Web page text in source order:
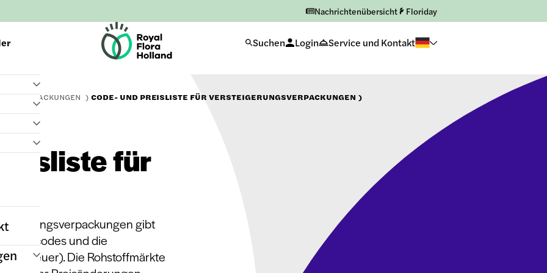
Nachrichtenübersicht Floriday
m
Suchen Login Service und Kontakt
VERPACKUNGEN CODE- UND PREISLISTE FÜR VERSTEIGERUNGSVERPACKUNGEN
für
gibt
und die
Die Rohstoffmärkte